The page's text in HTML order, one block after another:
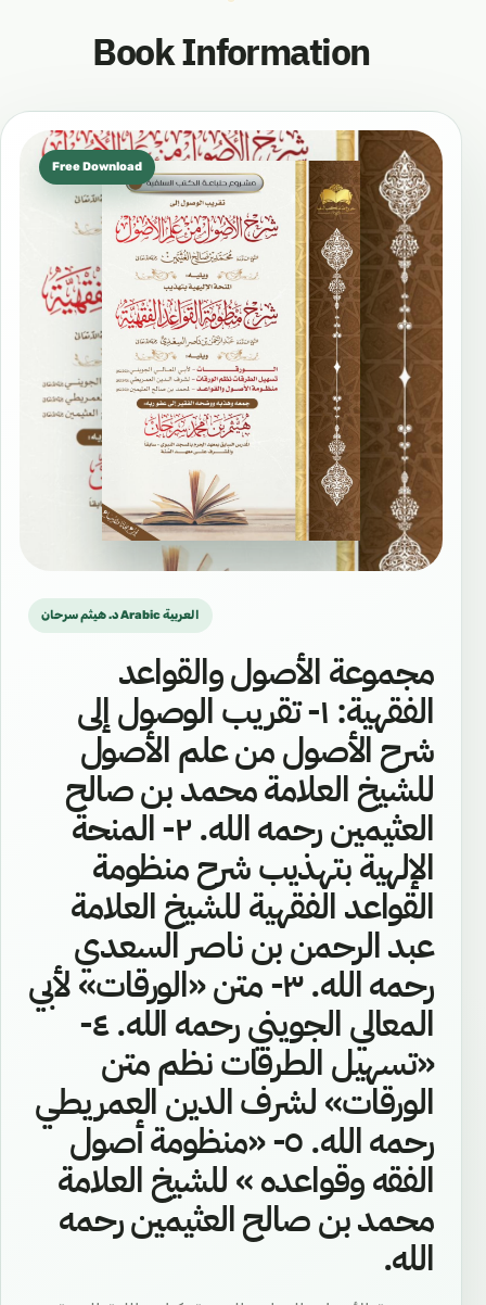
Book Information
Free Download
د. هيثم سرحان Arabic العربية
مجموعة الأصول والقواعد
الفقهية: ١- تقريب الوصول إلى
شرح الأصول من علم الأصول
للشيخ العلامة محمد بن صالح
العثيمين رحمه الله. ٢- المنحة
الإلهية بتهذيب شرح منظومة
القواعد الفقهية للشيخ العلامة
عبد الرحمن بن ناصر السعدي
رحمه الله. ٣- متن «الورقات» لأبي
المعالي الجويني رحمه الله. ٤-
«تسهيل الطرقات نظم متن
الورقات» لشرف الدين العمريطي
رحمه الله. ٥- «منظومة أصول
الفقه وقواعده » للشيخ العلامة
محمد بن صالح العثيمين رحمه
الله.